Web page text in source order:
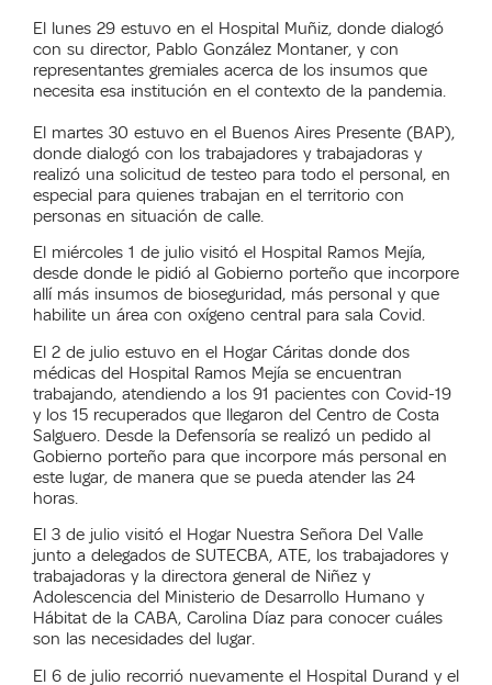
El lunes 29 estuvo en el Hospital Muñiz, donde dialogó
con su director, Pablo González Montaner, y con
representantes gremiales acerca de los insumos que
necesita esa institución en el contexto de la pandemia.
El martes 30 estuvo en el Buenos Aires Presente (BAP),
donde dialogó con los trabajadores y trabajadoras y
realizó una solicitud de testeo para todo el personal, en
especial para quienes trabajan en el territorio con
personas en situación de calle.
El miércoles 1 de julio visitó el Hospital Ramos Mejía,
desde donde le pidió al Gobierno porteño que incorpore
allí más insumos de bioseguridad, más personal y que
habilite un área con oxígeno central para sala Covid.
El 2 de julio estuvo en el Hogar Cáritas donde dos
médicas del Hospital Ramos Mejía se encuentran
trabajando, atendiendo a los 91 pacientes con Covid-19
y los 15 recuperados que llegaron del Centro de Costa
Salguero. Desde la Defensoría se realizó un pedido al
Gobierno porteño para que incorpore más personal en
este lugar, de manera que se pueda atender las 24
horas.
El 3 de julio visitó el Hogar Nuestra Señora Del Valle
junto a delegados de SUTECBA, ATE, los trabajadores y
trabajadoras y la directora general de Niñez y
Adolescencia del Ministerio de Desarrollo Humano y
Hábitat de la CABA, Carolina Díaz para conocer cuáles
son las necesidades del lugar.
El 6 de julio recorrió nuevamente el Hospital Durand y el